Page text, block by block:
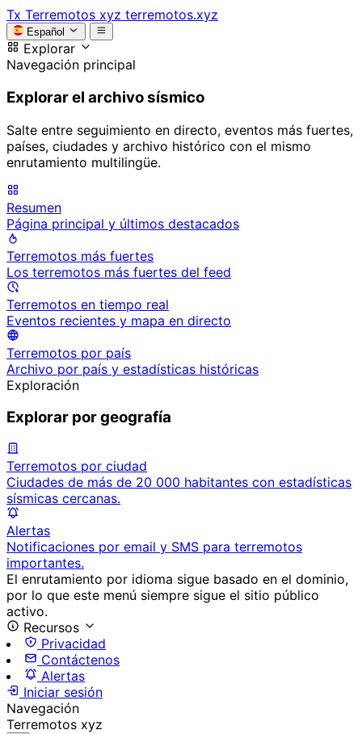
Tx Terremotos xyz terremotos.xyz
Español
Explorar
Navegación principal
Explorar el archivo sísmico
Salte entre seguimiento en directo, eventos más fuertes,
países, ciudades y archivo histórico con el mismo
enrutamiento multilingüe.
Resumen
Página principal y últimos destacados
Terremotos más fuertes
Los terremotos más fuertes del feed
Terremotos en tiempo real
Eventos recientes y mapa en directo
Terremotos por país
Archivo por país y estadísticas históricas
Exploración
Explorar por geografía
Terremotos por ciudad
Ciudades de más de 20 000 habitantes con estadísticas
sísmicas cercanas.
Alertas
Notificaciones por email y SMS para terremotos
importantes.
El enrutamiento por idioma sigue basado en el dominio,
por lo que este menú siempre sigue el sitio público
activo.
Recursos
Privacidad
Contáctenos
Alertas
Iniciar sesión
Navegación
Terremotos xyz